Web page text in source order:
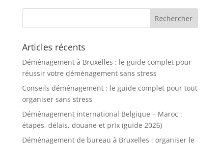
Articles récents
Déménagement à Bruxelles : le guide complet pour
réussir votre déménagement sans stress
Conseils déménagement : le guide complet pour tout
organiser sans stress
Déménagement international Belgique – Maroc :
étapes, délais, douane et prix (guide 2026)
Déménagement de bureau à Bruxelles : organiser le